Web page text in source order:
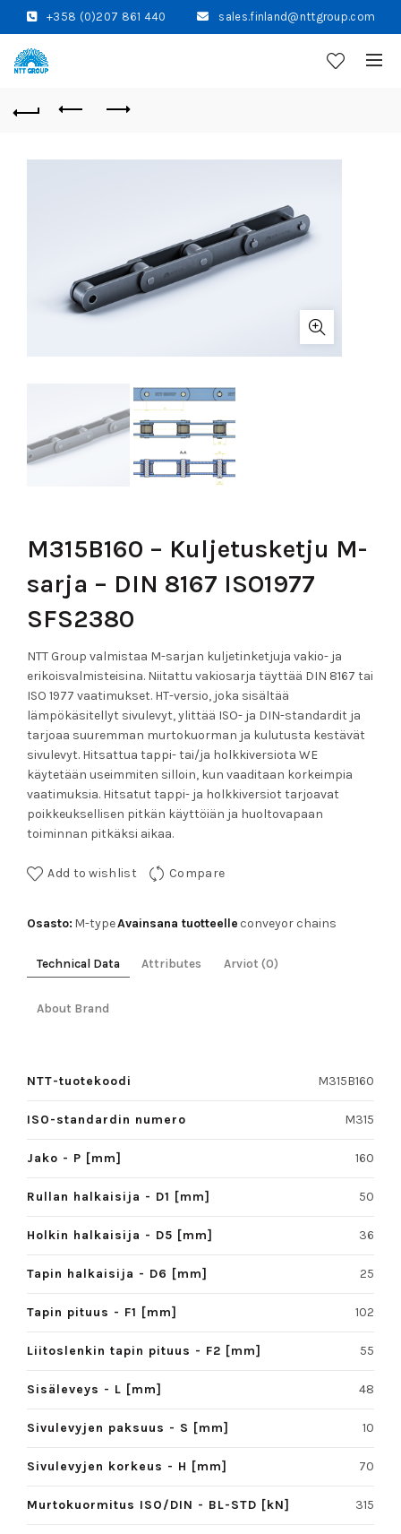
+358 (0)207 861 440 sales.finland@nttgroup.com
M315B160 – Kuljetusketju M-
sarja – DIN 8167 ISO1977
SFS2380
NTT Group valmistaa M-sarjan kuljetinketjuja vakio- ja
erikoisvalmisteisina. Niitattu vakiosarja täyttää DIN 8167 tai
ISO 1977 vaatimukset. HT-versio, joka sisältää
lämpökäsitellyt sivulevyt, ylittää ISO- ja DIN-standardit ja
tarjoaa suuremman murtokuorman ja kulutusta kestävät
sivulevyt. Hitsattua tappi- tai/ja holkkiversiota WE
käytetään useimmiten silloin, kun vaaditaan korkeimpia
vaatimuksia. Hitsatut tappi- ja holkkiversiot tarjoavat
poikkeuksellisen pitkän käyttöiän ja huoltovapaan
toiminnan pitkäksi aikaa.
Add to wishlist Compare
Osasto: M-typeAvainsana tuotteelle conveyor chains
Technical Data Attributes Arviot (0)
About Brand
NTT-tuotekoodi M315B160
ISO-standardin numero M315
Jako - P [mm] 160
Rullan halkaisija - D1 [mm] 50
Holkin halkaisija - D5 [mm] 36
Tapin halkaisija - D6 [mm] 25
Tapin pituus - F1 [mm] 102
Liitoslenkin tapin pituus - F2 [mm] 55
Sisäleveys - L [mm] 48
Sivulevyjen paksuus - S [mm] 10
Sivulevyjen korkeus - H [mm] 70
Murtokuormitus ISO/DIN - BL-STD [kN] 315